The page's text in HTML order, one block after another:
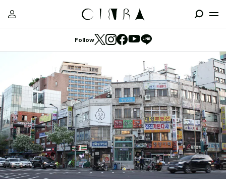
Follow